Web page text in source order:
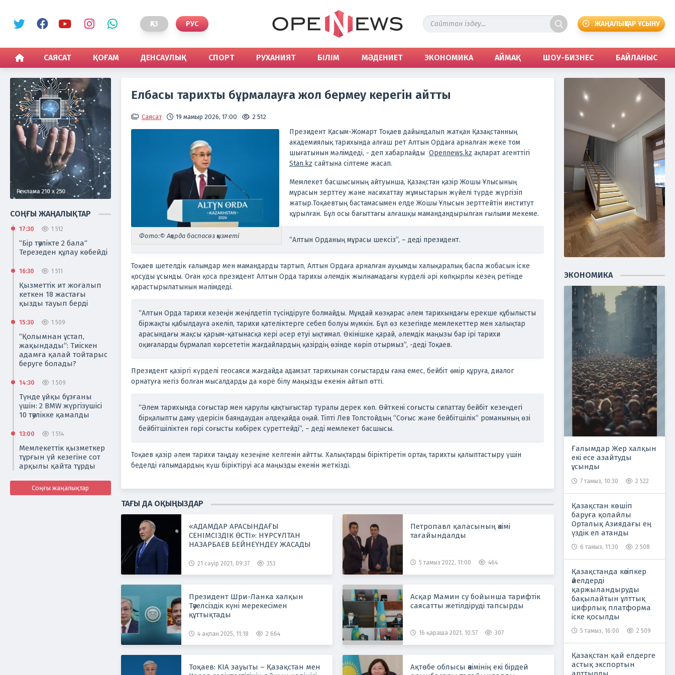
ҚАЗ РУС ЖАҢАЛЫҚТАР ҰСЫНУ
САЯСАТ ҚОҒАМ ДЕНСАУЛЫҚ СПОРТ РУХАНИЯТ БІЛІМ МӘДЕНИЕТ ЭКОНОМИКА АЙМАҚ ШОУ-БИЗНЕС БАЙЛАНЫС
СОҢҒЫ ЖАҢАЛЫҚТАР
17:30 1 512
“Бір тәулікте 2 бала“
Терезеден құлау көбейді
16:30 1 511
Қызметтік ит жоғалып
кеткен 18 жастағы
қызды тауып берді
15:30 1 509
“Қолымнан ұстап,
жақындады“: Тиіскен
адамға қалай тойтарыс
беруге болады?
14:30 1 509
Түнде ұйқы бұзғаны
үшін: 2 BMW жүргізушісі
10 тәулікке қамалды
13:00 1 514
Мемлекеттік қызметкер
тұрғын үй кезегіне сот
арқылы қайта тұрды
Соңғы жаңалықтар
Елбасы тарихты бұрмалауға жол бермеу керегін айтты
Саясат 19 мамыр 2026, 17:00 2 512
Фото:© Ақорда баспасөз қызметі
Президент Қасым-Жомарт Тоқаев дайындалып жатқан Қазақстанның
академиялық тарихында алғаш рет Алтын Ордаға арналған жеке том
шығатынын мәлімдеді, - деп хабарлайды Opennews.kz ақпарат агенттігі
Stan.kz сайтына сілтеме жасап.
Мемлекет басшысының айтуынша, Қазақстан қазір Жошы Ұлысының
мұрасын зерттеу және насихаттау жұмыстарын жүйелі түрде жүргізіп
жатыр.Тоқаевтың бастамасымен елде Жошы Ұлысын зерттейтін институт
құрылған. Бұл осы бағыттағы алғашқы мамандандырылған ғылыми мекеме.
“Алтын Орданың мұрасы шексіз”, – деді президент.
Тоқаев шетелдік ғалымдар мен мамандарды тартып, Алтын Ордаға арналған ауқымды халықаралық баспа жобасын іске
қосуды ұсынды. Оған қоса президент Алтын Орда тарихы әлемдік жылнамадағы күрделі әрі көпқырлы кезең ретінде
қарастырылатынын мәлімдеді.
“Алтын Орда тарихи кезеңін жеңілдетіп түсіндіруге болмайды. Мұндай көзқарас әлем тарихындағы ерекше құбылысты
біржақты қабылдауға әкеліп, тарихи қателіктерге себеп болуы мүмкін. Бұл өз кезегінде мемлекеттер мен халықтар
арасындағы жақсы қарым-қатынасқа кері әсер етуі ықтимал. Өкінішке қарай, әлемдік маңызы бар ірі тарихи
оқиғаларды бұрмалап көрсететін жағдайлардың қазірдің өзінде көріп отырмыз”, -деді Тоқаев.
Президент қазіргі күрделі геосаяси жағдайда адамзат тарихынан соғыстарды ғана емес, бейбіт өмір құруға, диалог
орнатуға негіз болған мысалдарды да көре білу маңызды екенін айтып өтті.
“Әлем тарихында соғыстар мен қарулы қақтығыстар туралы дерек көп. Өйткені соғысты сипаттау бейбіт кезеңдегі
бірқалыпты даму үдерісін баяндаудан әлдеқайда оңай. Тіпті Лев Толстойдың “Соғыс және бейбітшілік” романының өзі
бейбітшіліктен гөрі соғысты көбірек суреттейді”, – деді мемлекет басшысы.
Тоқаев қазір әлем тарихи таңдау кезеңіне келгенін айтты. Халықтарды біріктіретін ортақ тарихты қалыптастыру үшін
беделді ғалымдардың күш біріктіруі аса маңызды екенін жеткізді.
ТАҒЫ ДА ОҚЫҢЫЗДАР
«АДАМДАР АРАСЫНДАҒЫ
СЕНІМСІЗДІК ӨСТІ»: НҰРСҰЛТАН
НАЗАРБАЕВ БЕЙНЕҮНДЕУ ЖАСАДЫ
21 сәуір 2021, 09:37 353
Петропавл қаласының әкімі
тағайындалды
5 тамыз 2022, 11:00 464
Президент Шри-Ланка халқын
Тәуелсіздік күні мерекесімен
құттықтады
4 ақпан 2025, 11:18 2 664
Асқар Мамин су бойынша тарифтік
саясатты жетілдіруді тапсырды
16 қараша 2021, 10:57 307
Тоқаев: KIA зауыты – Қазақстан мен
Ақтөбе облысы әкімінің екі бірдей
ЭКОНОМИКА
Ғалымдар Жер халқын
екі есе азайтуды
ұсынды
7 тамыз, 10:30 2 522
Қазақстан көшіп
баруға қолайлы
Орталық Азиядағы ең
үздік ел атанды
6 тамыз, 11:30 2 508
Қазақстанда кәсіпкер
әйелдерді
қаржыландыруды
бақылайтын ұлттық
цифрлық платформа
іске қосылды
5 тамыз, 16:00 2 509
Қазақстан қай елдерге
астық экспортын